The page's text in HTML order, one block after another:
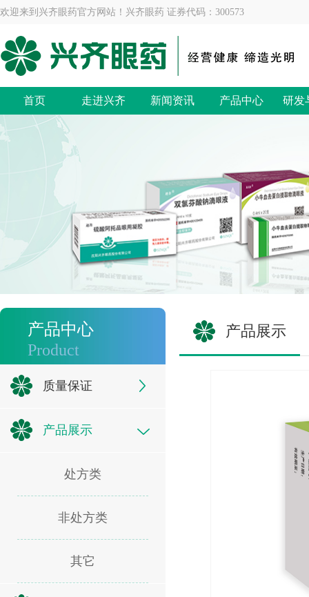
欢迎来到兴齐眼药官方网站！兴齐眼药 证券代码：300573
首页 走进兴齐 新闻资讯 产品中心 研发
产品中心
Product
质量保证
产品展示
处方类
非处方类
其它
产品展示